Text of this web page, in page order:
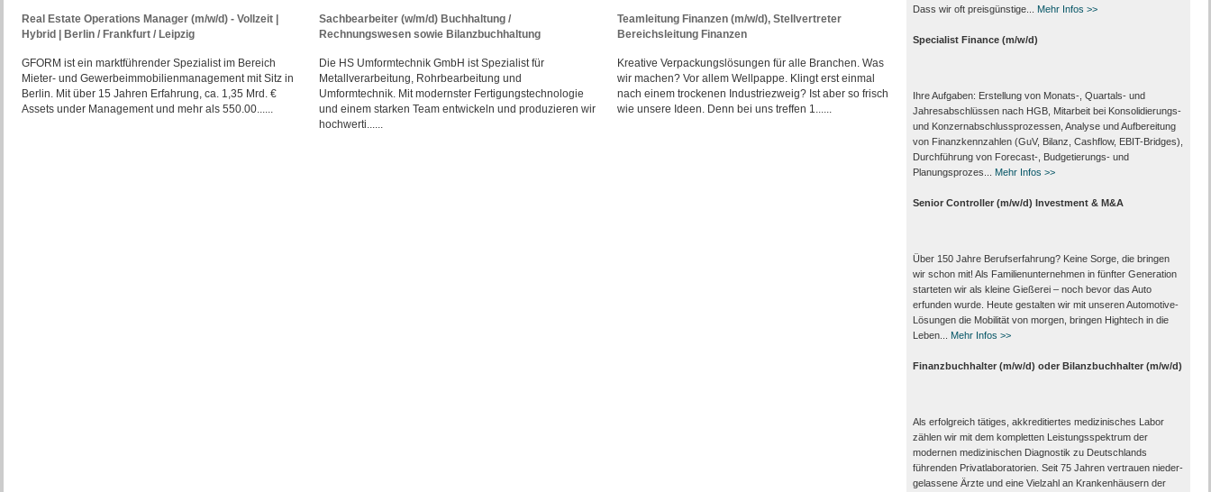
Real Estate Operations Manager (m/w/d) - Vollzeit |
Hybrid | Berlin / Frankfurt / Leipzig
GFORM ist ein marktführender Spezialist im Bereich
Mieter- und Gewerbeimmobilienmanagement mit Sitz in
Berlin. Mit über 15 Jahren Erfahrung, ca. 1,35 Mrd. €
Assets under Management und mehr als 550.00......
Sachbearbeiter (w/m/d) Buchhaltung /
Rechnungswesen sowie Bilanzbuchhaltung
Die HS Umformtechnik GmbH ist Spezialist für
Metallverarbeitung, Rohrbearbeitung und
Umformtechnik. Mit modernster Fertigungstechnologie
und einem starken Team entwickeln und produzieren wir
hochwerti......
Teamleitung Finanzen (m/w/d), Stellvertreter
Bereichsleitung Finanzen
Kreative Verpackungslösungen für alle Branchen. Was
wir machen? Vor allem Wellpappe. Klingt erst einmal
nach einem trockenen Industriezweig? Ist aber so frisch
wie unsere Ideen. Denn bei uns treffen 1......
Dass wir oft preisgünstige...
Mehr Infos >>
Specialist Finance (m/w/d)
Ihre Aufgaben: Erstellung von Monats‑, Quartals‑ und
Jahresabschlüssen nach HGB, Mitarbeit bei Konsolidierungs‑
und Konzernabschlussprozessen, Analyse und Aufbereitung
von Finanzkennzahlen (GuV, Bilanz, Cashflow, EBIT-Bridges),
Durchführung von Forecast‑, Budgetierungs‑ und
Planungsprozes...
Mehr Infos >>
Senior Controller (m/w/d) Investment & M&A
Über 150 Jahre Berufserfahrung? Keine Sorge, die bringen
wir schon mit! Als Familienunternehmen in fünfter Generation
starteten wir als kleine Gießerei – noch bevor das Auto
erfunden wurde. Heute gestalten wir mit unseren Automotive-
Lösungen die Mobilität von morgen, bringen Hightech in die
Leben...
Mehr Infos >>
Finanzbuchhalter (m/w/d) oder Bilanzbuchhalter (m/w/d)
Als erfolgreich tätiges, akkreditiertes medizinisches Labor
zählen wir mit dem kompletten Leistungs­spektrum der
modernen medizinischen Diagnostik zu Deutschlands
führenden Privat­laboratorien. Seit 75 Jahren vertrauen nieder­
gelassene Ärzte und eine Vielzahl an Kranken­häusern der